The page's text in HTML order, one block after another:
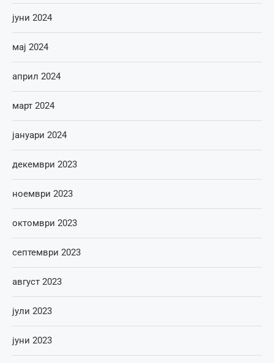
јуни 2024
мај 2024
април 2024
март 2024
јануари 2024
декември 2023
ноември 2023
октомври 2023
септември 2023
август 2023
јули 2023
јуни 2023